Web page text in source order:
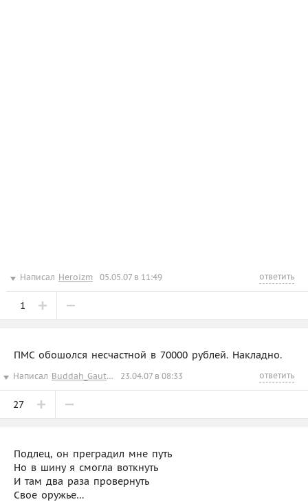
Написал Heroizm 05.05.07 в 11:49 ответить
1
ПМС обошолся несчастной в 70000 рублей. Накладно.
Написал Buddah_Gautama 23.04.07 в 08:33 ответить
27
Подлец, он преградил мне путь
Но в шину я смогла воткнуть
И там два раза провернуть
Свое оружье…